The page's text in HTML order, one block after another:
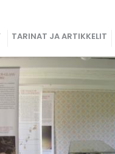
TARINAT JA ARTIKKELIT